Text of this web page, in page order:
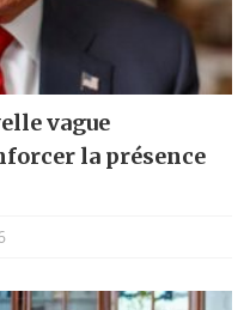
vague
la présence